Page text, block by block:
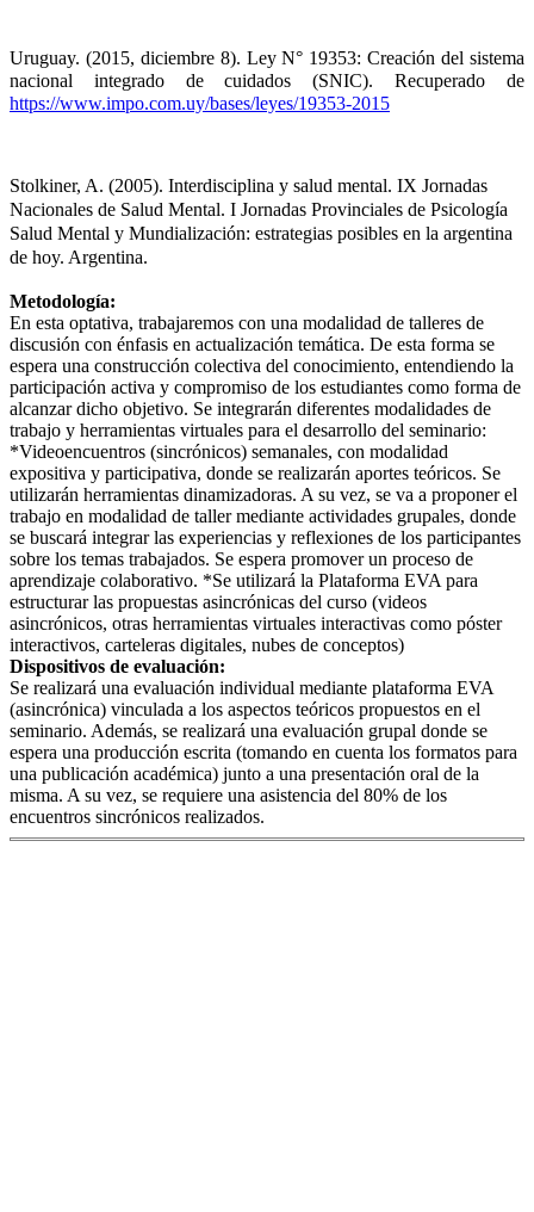
Uruguay. (2015, diciembre 8). Ley N° 19353: Creación del sistema
https://www.impo.com.uy/bases/leyes/19353-2015
Stolkiner, A. (2005). Interdisciplina y salud mental. IX Jornadas
Nacionales de Salud Mental. I Jornadas Provinciales de Psicología
Salud Mental y Mundialización: estrategias posibles en la argentina
de hoy. Argentina.
Metodología:
En esta optativa, trabajaremos con una modalidad de talleres de
discusión con énfasis en actualización temática. De esta forma se
espera una construcción colectiva del conocimiento, entendiendo la
participación activa y compromiso de los estudiantes como forma de
alcanzar dicho objetivo. Se integrarán diferentes modalidades de
trabajo y herramientas virtuales para el desarrollo del seminario:
*Videoencuentros (sincrónicos) semanales, con modalidad
expositiva y participativa, donde se realizarán aportes teóricos. Se
utilizarán herramientas dinamizadoras. A su vez, se va a proponer el
trabajo en modalidad de taller mediante actividades grupales, donde
se buscará integrar las experiencias y reflexiones de los participantes
sobre los temas trabajados. Se espera promover un proceso de
aprendizaje colaborativo. *Se utilizará la Plataforma EVA para
estructurar las propuestas asincrónicas del curso (videos
asincrónicos, otras herramientas virtuales interactivas como póster
interactivos, carteleras digitales, nubes de conceptos)
Dispositivos de evaluación:
Se realizará una evaluación individual mediante plataforma EVA
(asincrónica) vinculada a los aspectos teóricos propuestos en el
seminario. Además, se realizará una evaluación grupal donde se
espera una producción escrita (tomando en cuenta los formatos para
una publicación académica) junto a una presentación oral de la
misma. A su vez, se requiere una asistencia del 80% de los
encuentros sincrónicos realizados.